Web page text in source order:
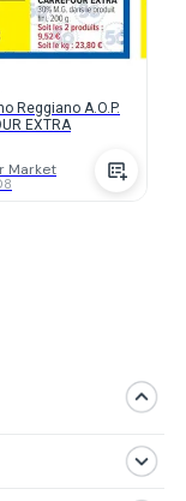
Reggiano A.O.P.
EXTRA
Market